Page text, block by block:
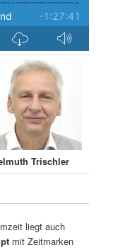
Trischler
liegt auch
mit Zeitmarken